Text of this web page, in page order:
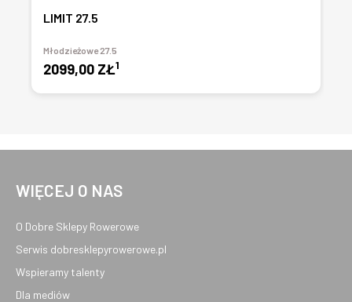
LIMIT 27.5
Młodzieżowe 27.5
2099,00 ZŁ1
WIĘCEJ O NAS
O Dobre Sklepy Rowerowe
Serwis dobresklepyrowerowe.pl
Wspieramy talenty
Dla mediów